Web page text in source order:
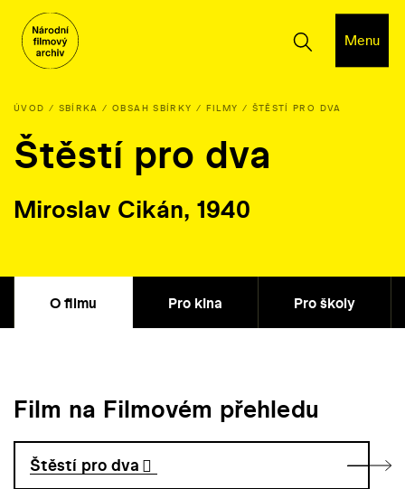
Menu
ÚVOD SBÍRKA OBSAH SBÍRKY FILMY ŠTĚSTÍ PRO DVA
Štěstí pro dva
Miroslav Cikán, 1940
O filmu Pro kina Pro školy
Film na Filmovém přehledu
Štěstí pro dva